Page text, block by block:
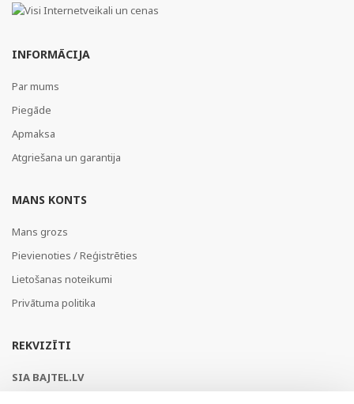
INFORMĀCIJA
Par mums
Piegāde
Apmaksa
Atgriešana un garantija
MANS KONTS
Mans grozs
Pievienoties / Reģistrēties
Lietošanas noteikumi
Privātuma politika
REKVIZĪTI
SIA BAJTEL.LV